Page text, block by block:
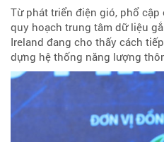
Từ phát triển điện gió, phổ
quy hoạch trung tâm dữ liệu
Ireland đang cho thấy cách
dựng hệ thống năng lượng